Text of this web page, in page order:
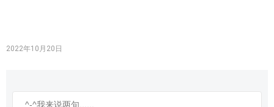
2022年10月20日